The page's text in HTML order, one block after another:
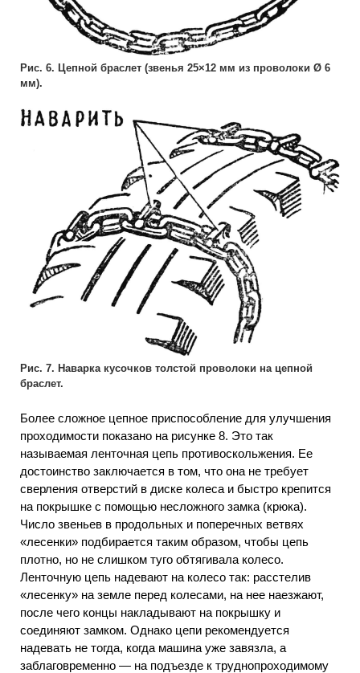
Рис. 6. Цепной браслет (звенья 25×12 мм из проволоки Ø 6
мм).
Рис. 7. Наварка кусочков толстой проволоки на цепной
браслет.
Более сложное цепное приспособление для улучшения
проходимости показано на рисунке 8. Это так
называемая ленточная цепь противоскольжения. Ее
достоинство заключается в том, что она не требует
сверления отверстий в диске колеса и быстро крепится
на покрышке с помощью несложного замка (крюка).
Число звеньев в продольных и поперечных ветвях
«лесенки» подбирается таким образом, чтобы цепь
плотно, но не слишком туго обтягивала колесо.
Ленточную цепь надевают на колесо так: расстелив
«лесенку» на земле перед колесами, на нее наезжают,
после чего концы накладывают на покрышку и
соединяют замком. Однако цепи рекомендуется
надевать не тогда, когда машина уже завязла, а
заблаговременно — на подъезде к труднопроходимому